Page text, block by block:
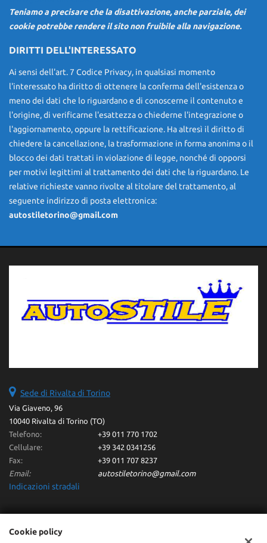
Teniamo a precisare che la disattivazione, anche parziale, dei
cookie potrebbe rendere il sito non fruibile alla navigazione.
DIRITTI DELL'INTERESSATO
Ai sensi dell'art. 7 Codice Privacy, in qualsiasi momento
l'interessato ha diritto di ottenere la conferma dell'esistenza o
meno dei dati che lo riguardano e di conoscerne il contenuto e
l'origine, di verificarne l'esattezza o chiederne l'integrazione o
l'aggiornamento, oppure la rettificazione. Ha altresì il diritto di
chiedere la cancellazione, la trasformazione in forma anonima o il
blocco dei dati trattati in violazione di legge, nonché di opporsi
per motivi legittimi al trattamento dei dati che la riguardano. Le
relative richieste vanno rivolte al titolare del trattamento, al
seguente indirizzo di posta elettronica:
autostiletorino@gmail.com
Sede di Rivalta di Torino
Via Giaveno, 96
10040 Rivalta di Torino (TO)
Telefono:
+39 011 770 1702
Cellulare:
+39 342 0341256
Fax:
+39 011 707 8237
Email:
autostiletorino@gmail.com
Indicazioni stradali
Dati fiscali:
Cookie policy